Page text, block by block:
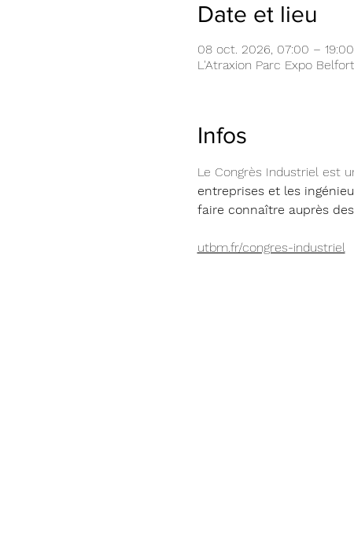
Date et lieu
08 oct. 2026, 07:00 – 19:00
L'Atraxion Parc Expo
Infos
Le Congrès Industriel est
entreprises et les
faire connaître auprès
utbm.fr/congres-industriel